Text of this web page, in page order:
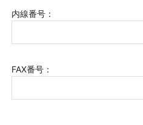
内線番号：
FAX番号：